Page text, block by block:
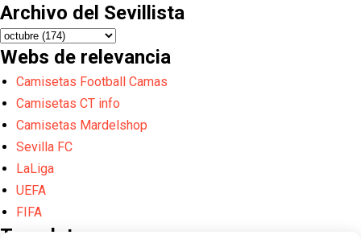
Archivo del Sevillista
Webs de relevancia
Camisetas Football Camas
Camisetas CT info
Camisetas Mardelshop
Sevilla FC
LaLiga
UEFA
FIFA